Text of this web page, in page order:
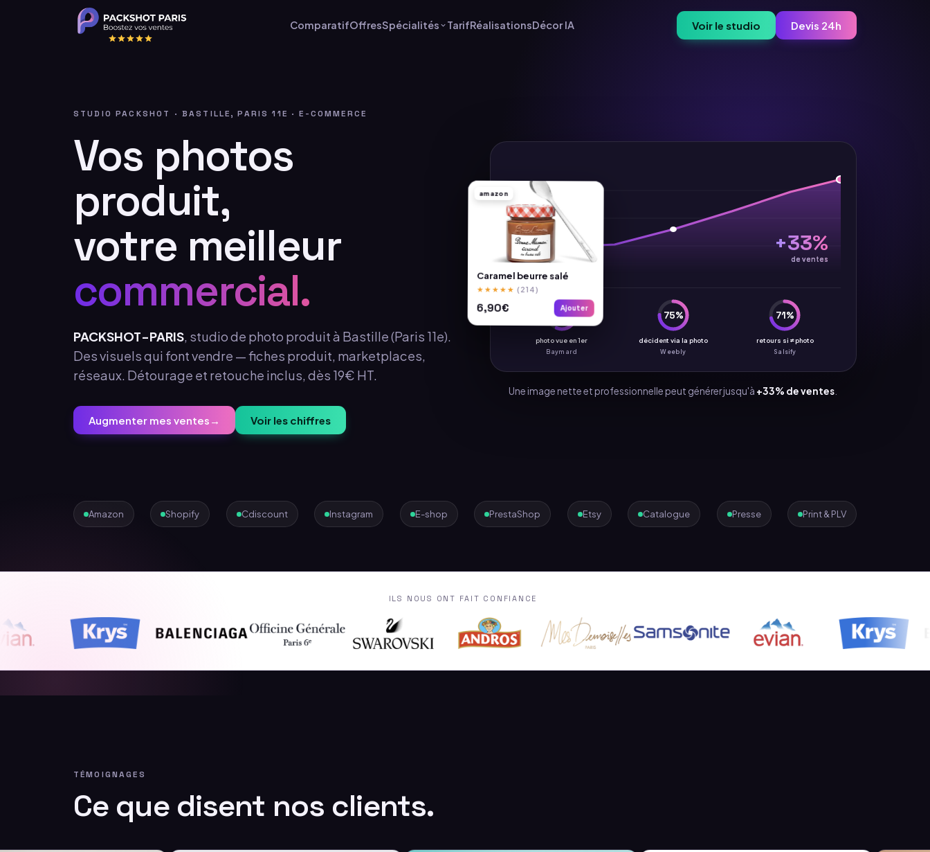
ComparatifOffresSpécialités TarifRéalisationsDécor IA Voir le studio Devis 24h
STUDIO PACKSHOT · BASTILLE, PARIS 11E · E-COMMERCE
Vos photos
produit,
votre meilleur
commercial.
PACKSHOT-PARIS, studio de photo produit à Bastille (Paris 11e).
Des visuels qui font vendre — fiches produit, marketplaces,
réseaux. Détourage et retouche inclus, dès 19€ HT.
Augmenter mes ventes → Voir les chiffres
+33%
de ventes
56%
photo vue en 1er
Baymard
75%
décident via la photo
Weebly
71%
retours si ≠ photo
Salsify
amazon
Caramel beurre salé
★★★★★(214)
6,90€ Ajouter
Une image nette et professionnelle peut générer jusqu'à +33% de ventes
Amazon Shopify Cdiscount Instagram E-shop PrestaShop Etsy Catalogue Presse Print & PLV
ILS NOUS ONT FAIT CONFIANCE
TÉMOIGNAGES
Ce que disent nos clients.